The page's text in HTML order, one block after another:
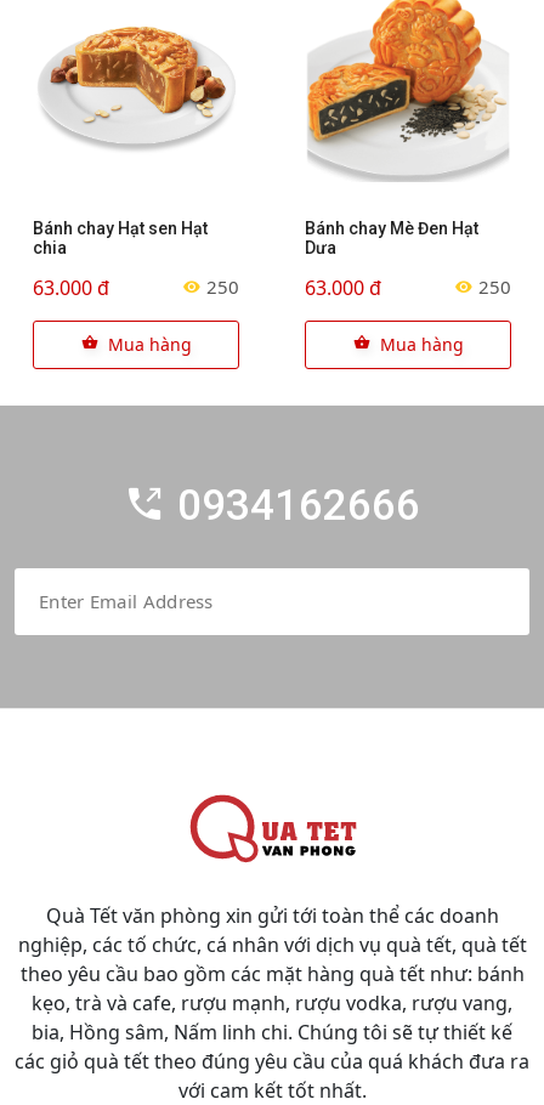
Bánh chay Hạt sen Hạt
chia
63.000 đ 250
Mua hàng
Bánh chay Mè Đen Hạt
Dưa
63.000 đ 250
Mua hàng
0934162666
Quà Tết văn phòng xin gửi tới toàn thể các doanh
nghiệp, các tố chức, cá nhân với dịch vụ quà tết, quà tết
theo yêu cầu bao gồm các mặt hàng quà tết như: bánh
kẹo, trà và cafe, rượu mạnh, rượu vodka, rượu vang,
bia, Hồng sâm, Nấm linh chi. Chúng tôi sẽ tự thiết kế
các giỏ quà tết theo đúng yêu cầu của quá khách đưa ra
với cam kết tốt nhất.